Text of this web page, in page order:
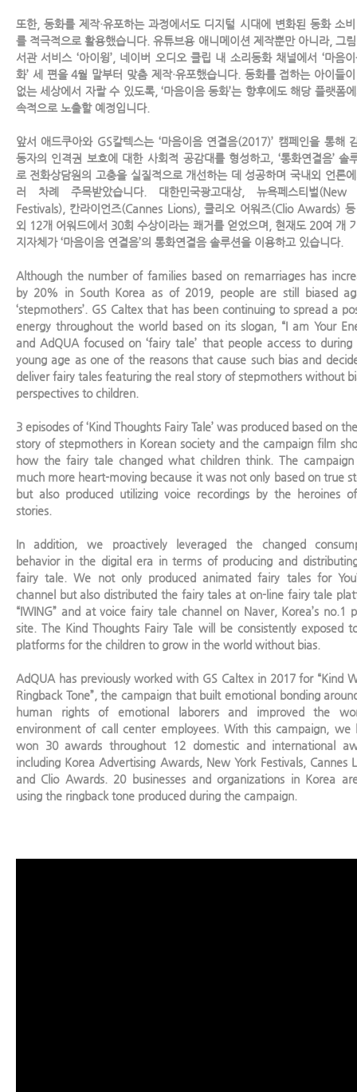
또한, 동화를 제작·유포하는 과정에서도 디지털 시대에 변화된 동화 소
를 적극적으로 활용했습니다. 유튜브용 애니메이션 제작뿐만 아니라, 그
서관 서비스 ‘아이윙’, 네이버 오디오 클립 내 소리동화 채널에서 ‘마음
화’ 세 편을 4월 말부터 맞춤 제작·유포했습니다. 동화를 접하는 아이들
없는 세상에서 자랄 수 있도록, ‘마음이음 동화’는 향후에도 해당 플랫폼
속적으로 노출할 예정입니다.
앞서 애드쿠아와 GS칼텍스는 ‘마음이음 연결음(2017)’ 캠페인을 통해
동자의 인격권 보호에 대한 사회적 공감대를 형성하고, ‘통화연결음’ 솔
로 전화상담원의 고충을 실질적으로 개선하는 데 성공하며 국내외 언론
러 차례 주목받았습니다. 대한민국광고대상, 뉴욕페스티벌(New
Festivals), 칸라이언즈(Cannes Lions), 클리오 어워즈(Clio Awards)
외 12개 어워드에서 30회 수상이라는 쾌거를 얻었으며, 현재도 20여 개
지자체가 ‘마음이음 연결음’의 통화연결음 솔루션을 이용하고 있습니다.
Although the number of families based on remarriages has
by 20% in South Korea as of 2019, people are still biased
‘stepmothers’. GS Caltex that has been continuing to spread a
energy throughout the world based on its slogan, “I am Your
and AdQUA focused on ‘fairy tale’ that people access to during
young age as one of the reasons that cause such bias and
deliver fairy tales featuring the real story of stepmothers without
perspectives to children.
3 episodes of ‘Kind Thoughts Fairy Tale’ was produced based on
story of stepmothers in Korean society and the campaign film
how the fairy tale changed what children think. The
much more heart-moving because it was not only based on true
but also produced utilizing voice recordings by the heroines
stories.
In addition, we proactively leveraged the changed
behavior in the digital era in terms of producing and
fairy tale. We not only produced animated fairy tales for
channel but also distributed the fairy tales at on-line fairy tale
“IWING” and at voice fairy tale channel on Naver, Korea’s no.1
site. The Kind Thoughts Fairy Tale will be consistently exposed
platforms for the children to grow in the world without bias.
AdQUA has previously worked with GS Caltex in 2017 for “Kind
Ringback Tone”, the campaign that built emotional bonding
human rights of emotional laborers and improved the
environment of call center employees. With this campaign, we
won 30 awards throughout 12 domestic and international
including Korea Advertising Awards, New York Festivals, Cannes
and Clio Awards. 20 businesses and organizations in Korea
using the ringback tone produced during the campaign.